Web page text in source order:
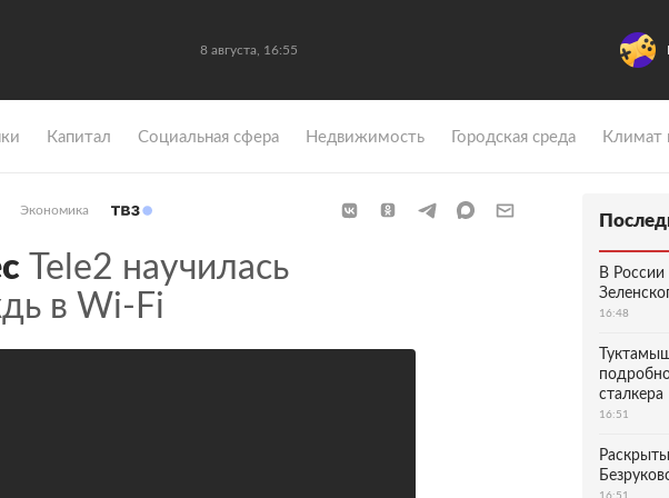
8 августа, 16:55
Капитал Социальная сфера Недвижимость Городская среда Климат
Экономика
Tele2 научилась
в Wi-Fi
В
16:48
сталкера
16:51
16:51